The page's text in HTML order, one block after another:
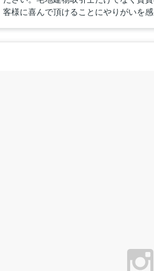
客様に喜んで頂けることにやりがいを